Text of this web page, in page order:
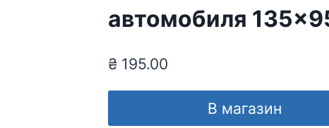
автомобиля
₴195.00
В магазин